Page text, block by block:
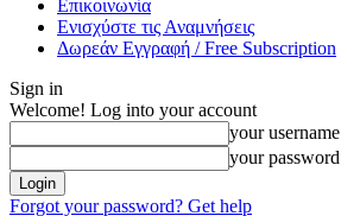
Επικοινωνία
Ενισχύστε τις Αναμνήσεις
Δωρεάν Εγγραφή / Free Subscription
Sign in
Welcome! Log into your account
your username
your password
Forgot your password? Get help